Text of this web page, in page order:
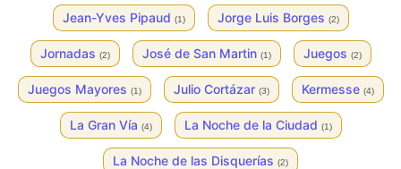
Jean-Yves Pipaud (1) Jorge Luis Borges (2)
Jornadas (2) José de San Martin (1) Juegos (2)
Juegos Mayores (1) Julio Cortázar (3) Kermesse (4)
La Gran Vía (4) La Noche de la Ciudad (1)
La Noche de las Disquerías (2)